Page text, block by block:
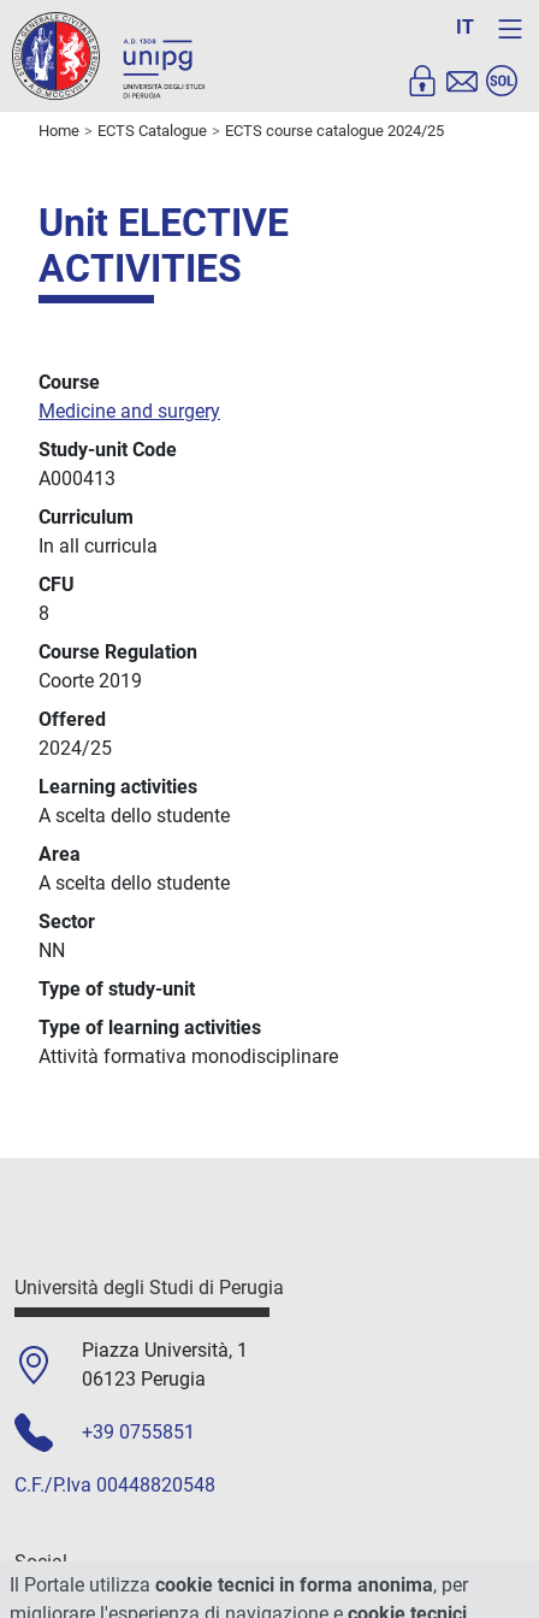
IT
Home ECTS Catalogue ECTS course catalogue 2024/25
Unit ELECTIVE
ACTIVITIES
Course
Medicine and surgery
Study-unit Code
A000413
Curriculum
In all curricula
CFU
8
Course Regulation
Coorte 2019
Offered
2024/25
Learning activities
A scelta dello studente
Area
A scelta dello studente
Sector
NN
Type of study-unit
Type of learning activities
Attività formativa monodisciplinare
Università degli Studi di Perugia
Piazza Università, 1
06123 Perugia
+39 0755851
C.F./P.Iva 00448820548
Social
Il Portale utilizza cookie tecnici in forma anonima, per